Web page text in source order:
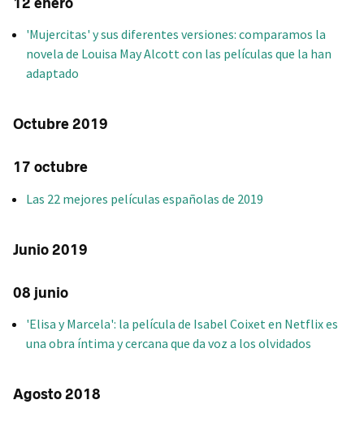
'Mujercitas' y sus diferentes versiones: comparamos la
novela de Louisa May Alcott con las películas que la han
adaptado
Octubre 2019
17 octubre
Las 22 mejores películas españolas de 2019
Junio 2019
08 junio
'Elisa y Marcela': la película de Isabel Coixet en Netflix es
una obra íntima y cercana que da voz a los olvidados
Agosto 2018